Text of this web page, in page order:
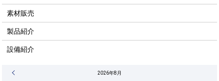
素材販売
製品紹介
設備紹介
2026年8月